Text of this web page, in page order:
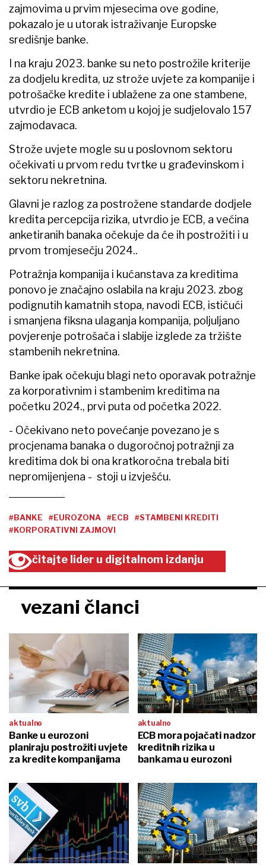
zajmovima u prvim mjesecima ove godine,
pokazalo je u utorak istraživanje Europske
središnje banke.
I na kraju 2023. banke su neto postrožile kriterije
za dodjelu kredita, uz strože uvjete za kompanije i
potrošačke kredite i ublažene za one stambene,
utvrdio je ECB anketom u kojoj je sudjelovalo 157
zajmodavaca.
Strože uvjete mogle su u poslovnom sektoru
očekivati u prvom redu tvrtke u građevinskom i
sektoru nekretnina.
Glavni je razlog za postrožene standarde dodjele
kredita percepcija rizika, utvrdio je ECB, a većina
anketiranih banaka očekuje da će ih postrožiti i u
prvom tromjesečju 2024..
Potražnja kompanija i kućanstava za kreditima
ponovo je značajno oslabila na kraju 2023. zbog
podignutih kamatnih stopa, navodi ECB, ističući
i smanjena fiksna ulaganja kompanija, poljuljano
povjerenje potrošača i slabije izglede za tržište
stambenih nekretnina.
Banke ipak očekuju blagi neto oporavak potražnje
za korporativnim i stambenim kreditima na
početku 2024., prvi puta od početka 2022.
- Očekivano neto povećanje povezano je s
procjenama banaka o dugoročnoj potražnji za
kreditima dok bi ona kratkoročna trebala biti
nepromijenjena - stoji u izvješću.
#BANKE #EUROZONA #ECB
#STAMBENI KREDITI
#KORPORATIVNI ZAJMOVI
čitajte lider u digitalnom izdanju
vezani članci
aktualno
Banke u eurozoni
planiraju postrožiti uvjete
za kredite kompanijama
aktualno
ECB mora pojačati nadzor
kreditnih rizika u
bankama u eurozoni